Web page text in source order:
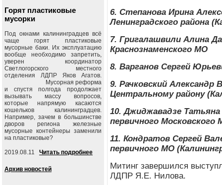
6. Степанова Ирина
Ленинградского района
7. Григалашвили Алина
Краснознаменского МО
8. Варганов Сергей
9. Рачковский Александр
Центральному району
10. Джиджавадзе
первичного Московского
11. Кондратов Сергей
первичного МО
Митинг завершился
ЛДПР Я.Е. Нилова.
Горят пластиковые
мусорки
Под окнами калининградцев всё
чаще горят пластиковые
мусорные баки. Их эксплуатацию
вообще необходимо запретить,
уверен координатор
Светлогорского местного
отделения ЛДПР Яков Агатов.
Мусорная реформа
и спустя полгода продолжает
вызывать массу вопросов,
которые напрямую касаются
кошельков калининградцев.
Например, зачем в большинстве
дворов региона железные
мусорные контейнеры заменили
на пластиковые?
2019.08.11 Читать подробнее
Архив новостей